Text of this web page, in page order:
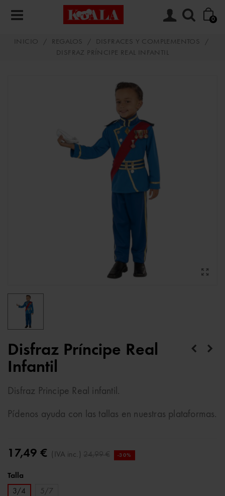
0
INICIO / REGALOS / DISFRACES Y COMPLEMENTOS
/
DISFRAZ PRÍNCIPE REAL INFANTIL
Disfraz Príncipe Real
Infantil
Disfraz Principe Real infantil.
Pídenos ayuda con las tallas en nuestras plataformas.
17,49 € (IVA inc.) 24,99 € -30%
Talla
3/4
5/7